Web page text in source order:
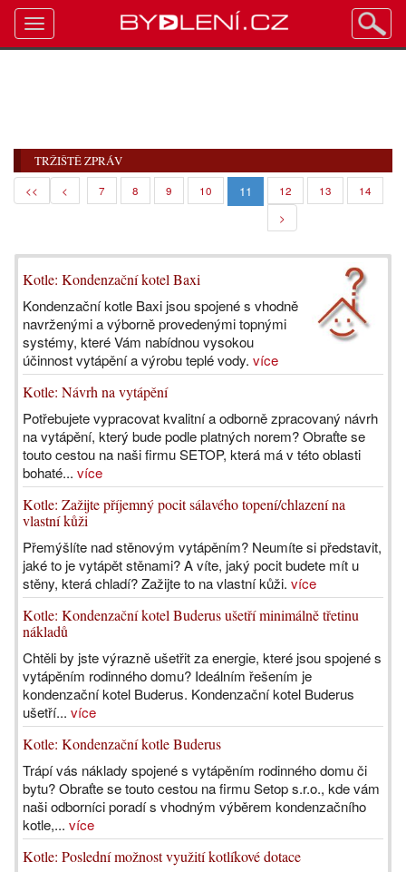
TRŽIŠTĚ ZPRÁV
<< < 7 8 9 10 11 12 13
14
>
Kotle: Kondenzační kotel Baxi
Kondenzační kotle Baxi jsou spojené s vhodně
navrženými a výborně provedenými topnými
systémy, které Vám nabídnou vysokou
účinnost vytápění a výrobu teplé vody. více
Kotle: Návrh na vytápění
Potřebujete vypracovat kvalitní a odborně zpracovaný návrh
na vytápění, který bude podle platných norem? Obraťte se
touto cestou na naši firmu SETOP, která má v této oblasti
bohaté... více
Kotle: Zažijte příjemný pocit sálavého topení/chlazení na
vlastní kůži
Přemýšlíte nad stěnovým vytápěním? Neumíte si představit,
jaké to je vytápět stěnami? A víte, jaký pocit budete mít u
stěny, která chladí? Zažijte to na vlastní kůži. více
Kotle: Kondenzační kotel Buderus ušetří minimálně třetinu
nákladů
Chtěli by jste výrazně ušetřit za energie, které jsou spojené s
vytápěním rodinného domu? Ideálním řešením je
kondenzační kotel Buderus. Kondenzační kotel Buderus
ušetří... více
Kotle: Kondenzační kotle Buderus
Trápí vás náklady spojené s vytápěním rodinného domu či
bytu? Obraťte se touto cestou na firmu Setop s.r.o., kde vám
naši odborníci poradí s vhodným výběrem kondenzačního
kotle,... více
Kotle: Poslední možnost využití kotlíkové dotace
Toggle
navigation